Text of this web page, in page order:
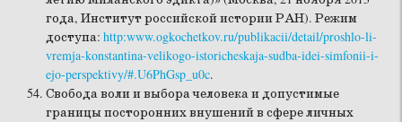
года, Институт российской истории РАН). Режим
доступа: http:www.ogkochetkov.ru/publikacii/detail/proshlo-li-
vremja-konstantina-velikogo-istoricheskaja-sudba-idei-simfonii-i-
ejo-perspektivy/#.U6PhGsp_u0c.
Свобода воли и выбора человека и допустимые
границы посторонних внушений в сфере личных